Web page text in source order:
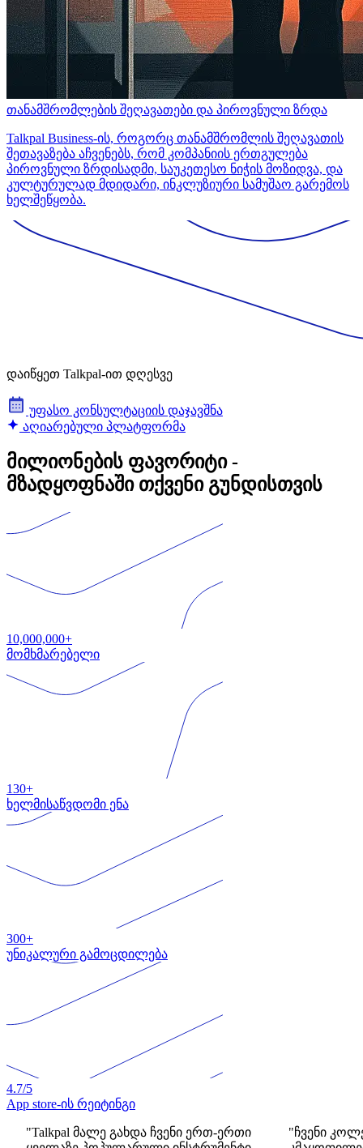
თანამშრომლების შეღავათები და პიროვნული ზრდა
Talkpal Business-ის, როგორც თანამშრომლის შეღავათის
შეთავაზება აჩვენებს, რომ კომპანიის ერთგულება
პიროვნული ზრდისადმი, საუკეთესო ნიჭის მოზიდვა, და
კულტურულად მდიდარი, ინკლუზიური სამუშაო გარემოს
ხელშეწყობა.
დაიწყეთ Talkpal-ით დღესვე
უფასო კონსულტაციის დაჯავშნა
აღიარებული პლატფორმა
მილიონების ფავორიტი -
მზადყოფნაში თქვენი გუნდისთვის
10,000,000+
მომხმარებელი
130+
ხელმისაწვდომი ენა
300+
უნიკალური გამოცდილება
4.7/5
App store-ის რეიტინგი
"Talkpal მალე გახდა ჩვენი ერთ-ერთი
"ჩვენი